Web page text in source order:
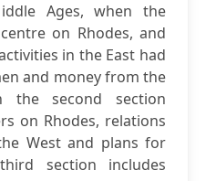
Ages, when the
on Rhodes, and
in the East had
and money from the
the second section
on Rhodes, relations
West and plans for
section includes